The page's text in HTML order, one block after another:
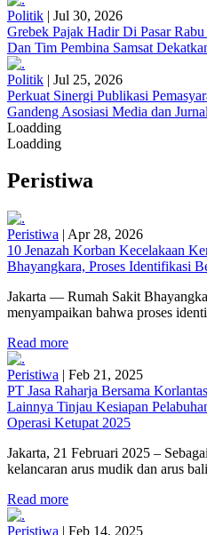
Politik | Jul 30, 2026
Grebek Pajak Hadir Di Pasar
Dan Tim Pembina Samsat
Politik | Jul 25, 2026
Perkuat Sinergi Publikasi
Gandeng Asosiasi Media dan
Loadding
Loadding
Peristiwa
Peristiwa | Apr 28, 2026
10 Jenazah Korban Kecelakaan
Bhayangkara, Proses Identifikasi
Jakarta — Rumah Sakit
menyampaikan bahwa proses
Read more
Peristiwa | Feb 21, 2025
PT Jasa Raharja Bersama
Lainnya Tinjau Kesiapan
Operasi Ketupat 2025
Jakarta, 21 Februari 2025 –
kelancaran arus mudik dan arus
Read more
Peristiwa | Feb 14, 2025